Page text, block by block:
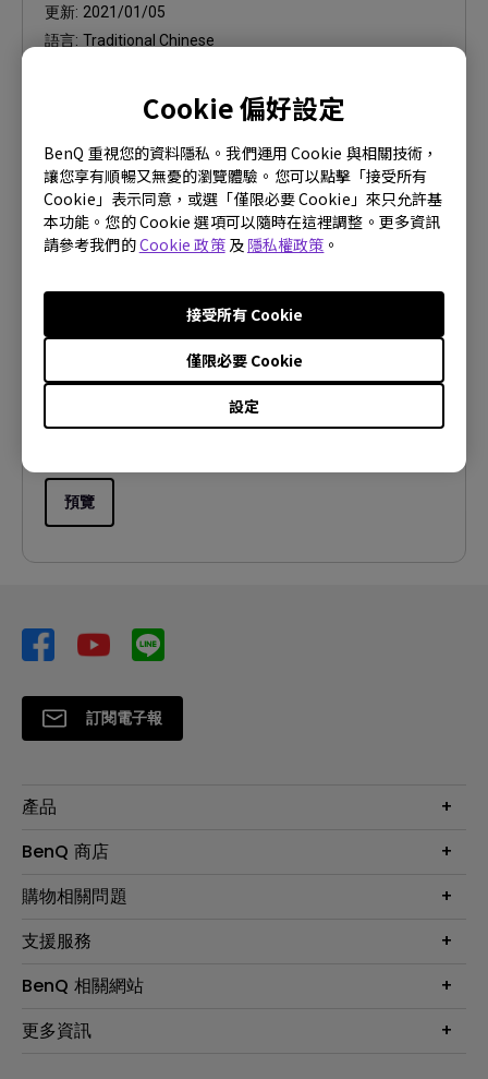
Cookie 偏好設定
BenQ 重視您的資料隱私。我們運用 Cookie 與相關技術，
讓您享有順暢又無憂的瀏覽體驗。您可以點擊「接受所有
Cookie」表示同意，或選「僅限必要 Cookie」來只允許基
本功能。您的 Cookie 選項可以隨時在這裡調整。更多資訊
請參考我們的Cookie 政策及 隱私權政策 。
設定
僅限必要 Cookie
接受所有 Cookie
更新: 2021/01/05
語言: Traditional Chinese
預覽
語言:Traditional Chinese
預覽
訂閱電子報
產品
大型液晶
投影機
智慧照明
專業拍物視訊鏡頭
BenQ 商店
最新產品與活動
尋找銷售據點
會員綁定LINE教學
購物相關問題
第一次購物就上手
延長保固購買
贈品兌換網站首頁
支援服務
服務公告
保固條例
BenQ 相關網站
專業商用解決方案
更多資訊